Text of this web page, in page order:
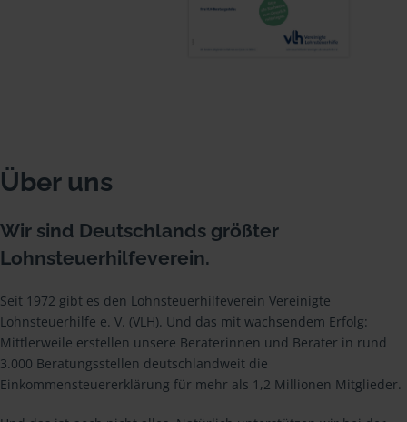
Über uns
Wir sind Deutschlands größter
Lohnsteuerhilfeverein.
Seit 1972 gibt es den Lohnsteuerhilfeverein Vereinigte
Lohnsteuerhilfe e. V. (VLH). Und das mit wachsendem Erfolg:
Mittlerweile erstellen unsere Beraterinnen und Berater in rund
3.000 Beratungsstellen deutschlandweit die
Einkommensteuererklärung für mehr als 1,2 Millionen Mitglieder.